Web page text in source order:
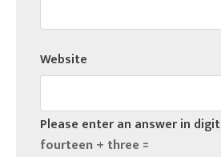
Website
Please enter an answer in
fourteen + three =